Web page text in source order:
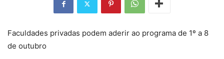
Faculdades privadas podem aderir ao programa de 1º a 8
de outubro